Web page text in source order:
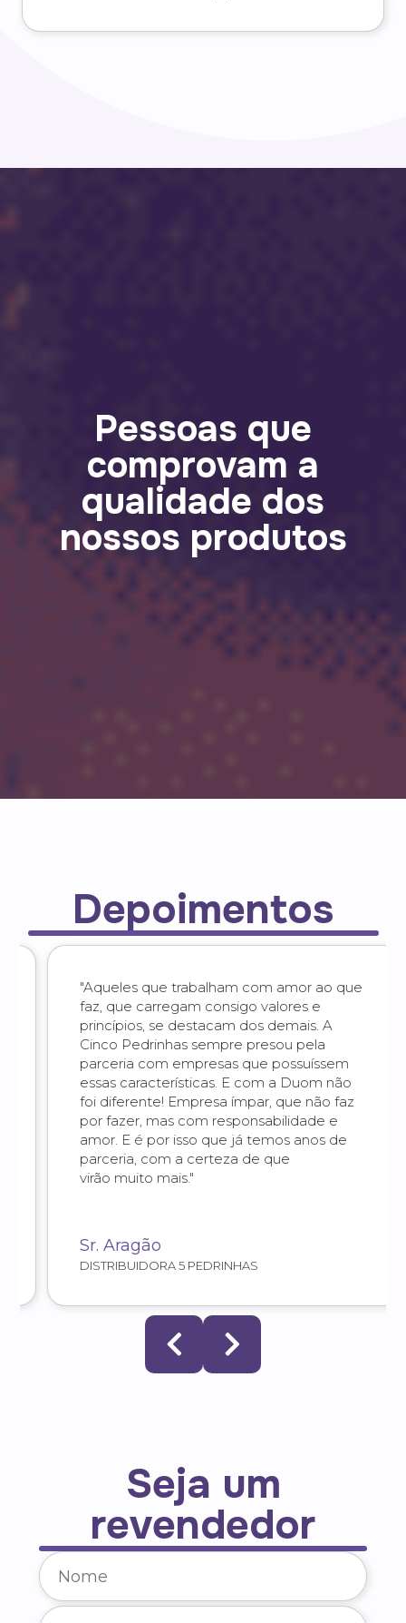
Pessoas que
comprovam a
qualidade dos
nossos produtos
Depoimentos
"Aqueles que trabalham com amor ao que
faz, que carregam consigo valores e
princípios, se destacam dos demais. A
Cinco Pedrinhas sempre presou pela
parceria com empresas que possuíssem
essas características. E com a Duom não
foi diferente! Empresa ímpar, que não faz
por fazer, mas com responsabilidade e
amor. E é por isso que já temos anos de
parceria, com a certeza de que
virão muito mais."
Sr. Aragão
DISTRIBUIDORA 5 PEDRINHAS
Seja um
revendedor